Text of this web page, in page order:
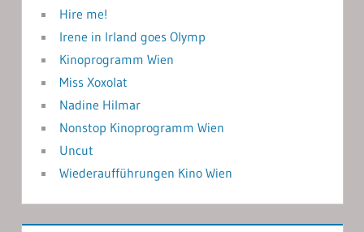
Hire me!
Irene in Irland goes Olymp
Kinoprogramm Wien
Miss Xoxolat
Nadine Hilmar
Nonstop Kinoprogramm Wien
Uncut
Wiederaufführungen Kino Wien